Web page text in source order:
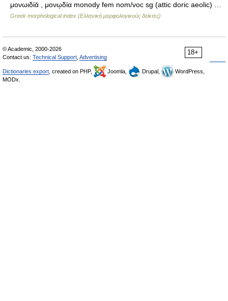
μονωιδίᾱ , μονῳδία monody fem nom/voc sg (attic doric aeolic) …
Greek morphological index (Ελληνική μορφολογικούς δείκτες)
18+
© Academic, 2000-2026
Contact us: Technical Support Advertising
Dictionaries export , created on PHP, Joomla, Drupal,
WordPress,
MODx.